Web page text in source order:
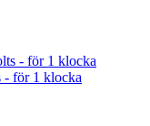
- för 1 klocka